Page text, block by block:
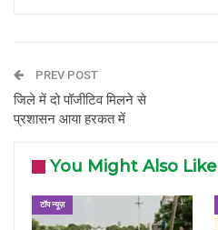
PREV POST
जिले में दो पॉजीटिव मिलने से
प्रशासन आया हरकत में
You Might Also Like
टॉप न्यूज़